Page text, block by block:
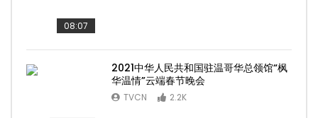
08:07
2021中华人民共和国驻温哥华总领馆“枫
华温情”云端春节晚会
TVCN 2.2K